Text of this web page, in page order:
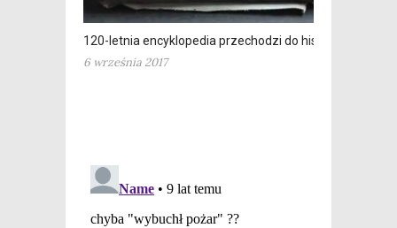
120-letnia encyklopedia przechodzi do historii
6 września 2017